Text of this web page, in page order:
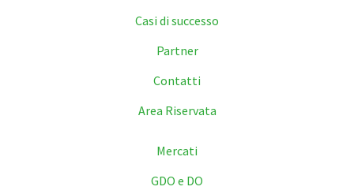
Casi di successo
Partner
Contatti
Area Riservata
Mercati
GDO e DO